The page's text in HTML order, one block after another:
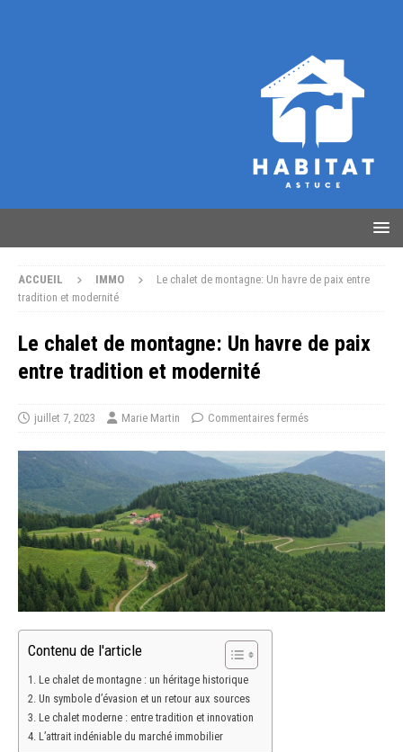
ACCUEIL IMMO
Le chalet de montagne: Un havre de paix entre
tradition et modernité
Le chalet de montagne: Un havre de paix
entre tradition et modernité
juillet 7, 2023 Marie Martin Commentaires fermés
Contenu de l'article
Le chalet de montagne : un héritage historique
Un symbole d’évasion et un retour aux sources
Le chalet moderne : entre tradition et innovation
L’attrait indéniable du marché immobilier